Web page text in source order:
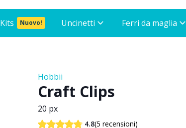
Kits Nuovo! Uncinetti Ferri da maglia
Hobbii
Craft Clips
20 px
4.8(5 recensioni)